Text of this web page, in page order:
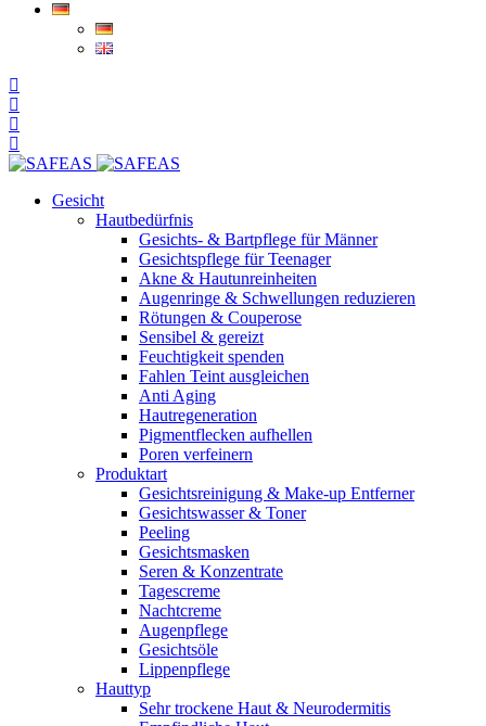
Gesicht
Hautbedürfnis
Gesichts- & Bartpflege für Männer
Gesichtspflege für Teenager
Akne & Hautunreinheiten
Augenringe & Schwellungen reduzieren
Rötungen & Couperose
Sensibel & gereizt
Feuchtigkeit spenden
Fahlen Teint ausgleichen
Anti Aging
Hautregeneration
Pigmentflecken aufhellen
Poren verfeinern
Produktart
Gesichtsreinigung & Make-up Entferner
Gesichtswasser & Toner
Peeling
Gesichtsmasken
Seren & Konzentrate
Tagescreme
Nachtcreme
Augenpflege
Gesichtsöle
Lippenpflege
Hauttyp
Sehr trockene Haut & Neurodermitis